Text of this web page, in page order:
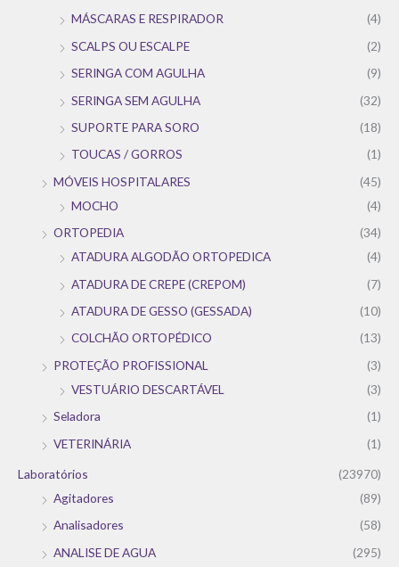
MÁSCARAS E RESPIRADOR
(4)
SCALPS OU ESCALPE
(2)
SERINGA COM AGULHA
(9)
SERINGA SEM AGULHA
(32)
SUPORTE PARA SORO
(18)
TOUCAS / GORROS
(1)
MÓVEIS HOSPITALARES
(45)
MOCHO
(4)
ORTOPEDIA
(34)
ATADURA ALGODÃO ORTOPEDICA
(4)
ATADURA DE CREPE (CREPOM)
(7)
ATADURA DE GESSO (GESSADA)
(10)
COLCHÃO ORTOPÉDICO
(13)
PROTEÇÃO PROFISSIONAL
(3)
VESTUÁRIO DESCARTÁVEL
(3)
Seladora
(1)
VETERINÁRIA
(1)
Laboratórios
(23970)
Agitadores
(89)
Analisadores
(58)
ANALISE DE AGUA
(295)